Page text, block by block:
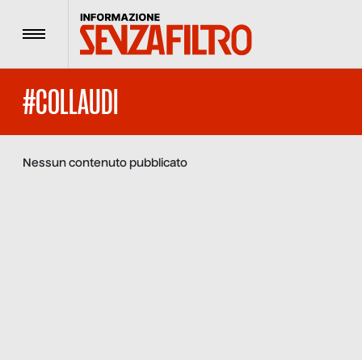
Menu
#COLLAUDI
Nessun contenuto pubblicato